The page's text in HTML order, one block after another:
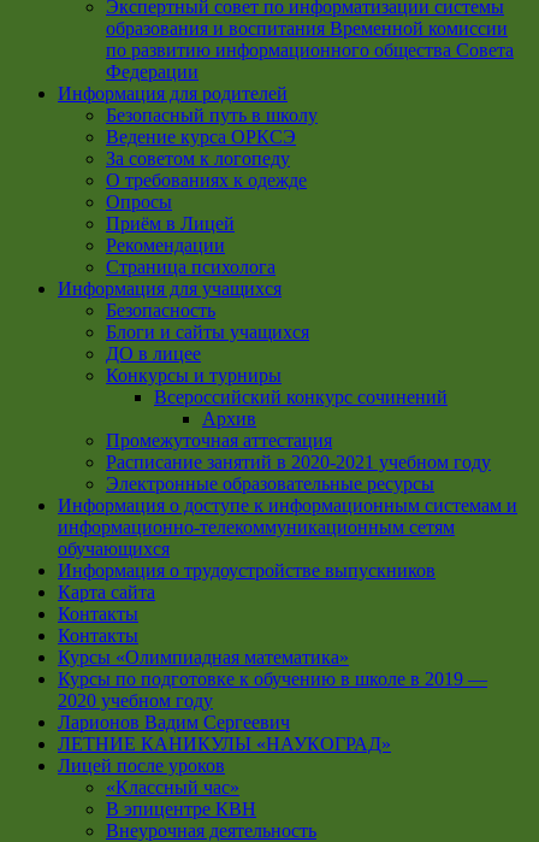
Экспертный совет по информатизации системы
образования и воспитания Временной комиссии
по развитию информационного общества Совета
Федерации
Информация для родителей
Безопасный путь в школу
Ведение курса ОРКСЭ
За советом к логопеду
О требованиях к одежде
Опросы
Приём в Лицей
Рекомендации
Страница психолога
Информация для учащихся
Безопасность
Блоги и сайты учащихся
ДО в лицее
Конкурсы и турниры
Всероссийский конкурс сочинений
Архив
Промежуточная аттестация
Расписание занятий в 2020-2021 учебном году
Электронные образовательные ресурсы
Информация о доступе к информационным системам и
информационно-телекоммуникационным сетям
обучающихся
Информация о трудоустройстве выпускников
Карта сайта
Контакты
Контакты
Курсы «Олимпиадная математика»
Курсы по подготовке к обучению в школе в 2019 —
2020 учебном году
Ларионов Вадим Сергеевич
ЛЕТНИЕ КАНИКУЛЫ «НАУКОГРАД»
Лицей после уроков
«Классный час»
В эпицентре КВН
Внеурочная деятельность